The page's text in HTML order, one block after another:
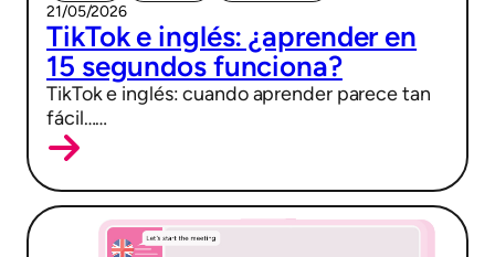
21/05/2026
TikTok e inglés: ¿aprender en
15 segundos funciona?
TikTok e inglés: cuando aprender parece tan
fácil……